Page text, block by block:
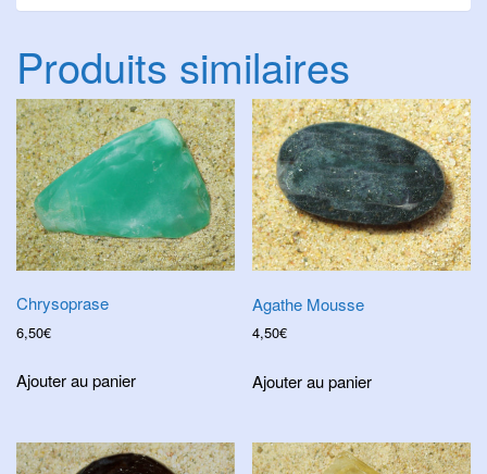
Produits similaires
Chrysoprase
6,50€
Ajouter au panier
Agathe Mousse
4,50€
Ajouter au panier